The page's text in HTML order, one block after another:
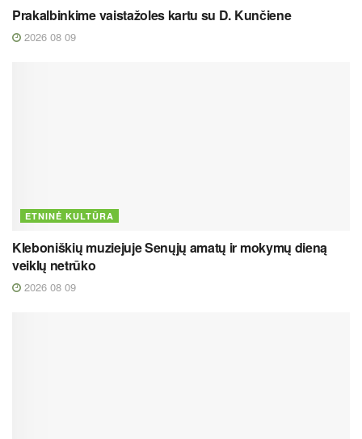
Prakalbinkime vaistažoles kartu su D. Kunčiene
2026 08 09
ETNINĖ KULTŪRA
Kleboniškių muziejuje Senųjų amatų ir mokymų dieną
veiklų netrūko
2026 08 09